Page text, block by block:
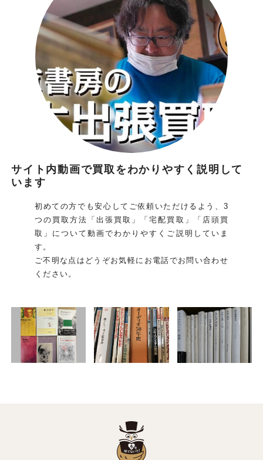
サイト内動画で買取をわかりやすく説明して
います
初めての方でも安心してご依頼いただけるよう、3
つの買取方法「出張買取」「宅配買取」「店頭買
取」について動画でわかりやすくご説明していま
す。
ご不明な点はどうぞお気軽にお電話でお問い合わせ
ください。